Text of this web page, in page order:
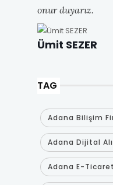
onur duyarız.
Ümit SEZER
TAG
Adana Bilişim
Adana Dijital
Adana E-